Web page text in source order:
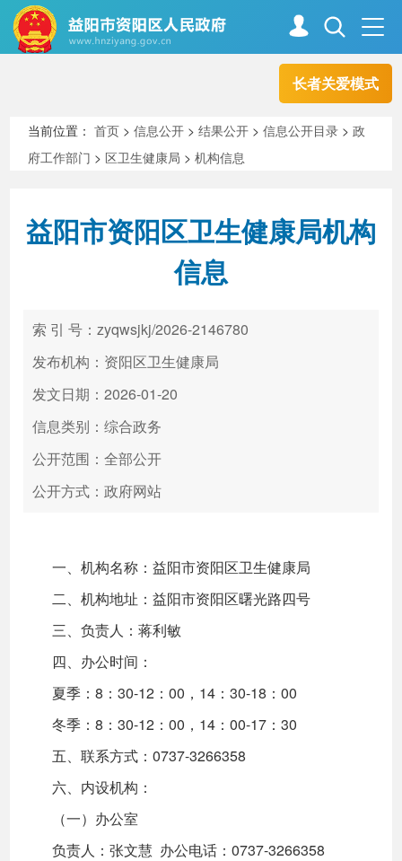
长者关爱模式
走进资阳
新闻中心 解读回应
政务服务
高效办成一件事
当前位置：首页 >信息公开 >结果公开 >信息公开目录 >政
府工作部门 > 区卫生健康局 >机构信息
益阳市资阳区卫生健康局机构
信息
索 引 号：zyqwsjkj/2026-2146780
发布机构：资阳区卫生健康局
发文日期：2026-01-20
信息类别：综合政务
公开范围：全部公开
公开方式：政府网站
一、机构名称：益阳市资阳区卫生健康局
二、机构地址：益阳市资阳区曙光路四号
三、负责人：蒋利敏
四、办公时间：
夏季：8：30-12：00，14：30-18：00
冬季：8：30-12：00，14：00-17：30
五、联系方式：0737-3266358
六、内设机构：
（一）办公室
负责人：张文慧 办公电话：0737-3266358